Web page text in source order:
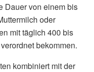
Dauer von einem bis
oder
mit täglich 400 bis
bekommen.
kombiniert mit der